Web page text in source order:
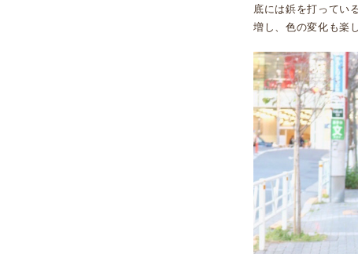
底には鋲を打ってい
増し、色の変化も楽